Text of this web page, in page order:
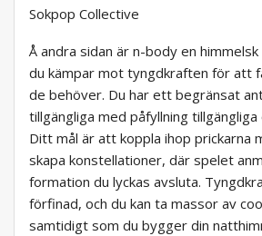
Sokpop Collective
Å andra sidan är n-body en
du kämpar mot tyngdkraften för att
de behöver. Du har ett begränsat
tillgängliga med påfyllning
Ditt mål är att koppla ihop prickarna
skapa konstellationer, där spelet
formation du lyckas avsluta.
förfinad, och du kan ta massor av
samtidigt som du bygger din